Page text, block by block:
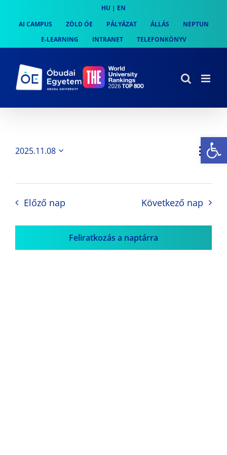
content
HU | EN
AI CAMPUS
ZÖLD ÓE PÁLYÁZAT ÁLLÁS
NEPTUN
E-LEARNING
INTRANET TELEFONKÖNYV
Nap
2025.11.08
Előző nap Következő nap
Feliratkozás a naptárra